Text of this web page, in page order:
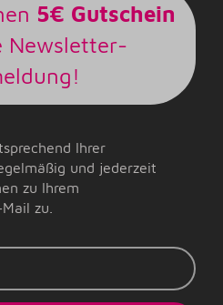
5€ Gutschein
Newsletter-
Ihrer
und jederzeit
zu Ihrem
zu.